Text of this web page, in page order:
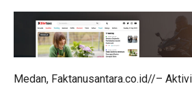
Medan, Faktanusantara.co.id//–